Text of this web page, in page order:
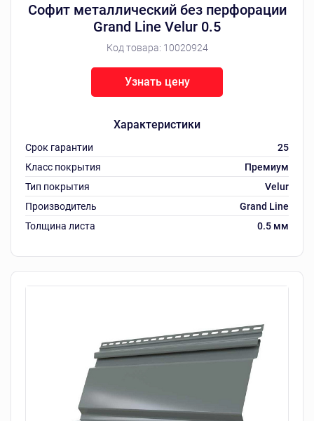
Софит металлический без перфорации
Grand Line Velur 0.5
Код товара: 10020924
Характеристики
Срок гарантии
25
Класс покрытия
Премиум
Тип покрытия
Velur
Производитель
Grand Line
Толщина листа
0.5 мм
Узнать цену